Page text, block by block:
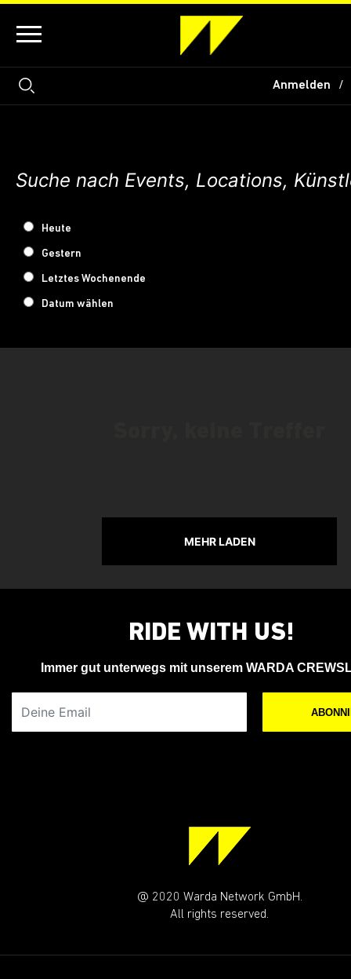
Anmelden
Heute
Gestern
Letztes Wochenende
Datum wählen
MEHR LADEN
RIDE WITH US!
Immer gut unterwegs mit unserem WARDA
@ 2020 Warda Network GmbH.
All rights reserved.